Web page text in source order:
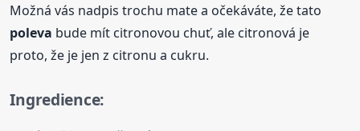
Možná vás nadpis trochu mate a očekáváte, že tato
poleva bude mít citronovou chuť, ale citronová je
proto, že je jen z citronu a cukru.
Ingredience: